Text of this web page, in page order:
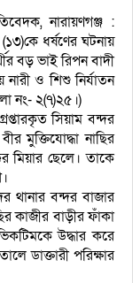
নারায়ণগঞ্জ :
(১৩)কে ধর্ষণের ঘটনায়
বড় ভাই রিপন বাদী
ও শিশু নির্যাতন
নং- ২(৭)২৫।)
সিয়াম বন্দর
মুক্তিযোদ্ধা নাছির
মিয়ার ছেলে। তাকে
থানার বন্দর বাজার
কাজীর বাড়ীর ফাঁকা
উদ্ধার করে
ডাক্তারী পরিক্ষার